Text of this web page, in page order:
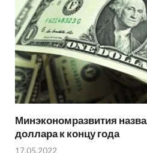
Минэкономразвития
доллара к концу года
17.05.2022